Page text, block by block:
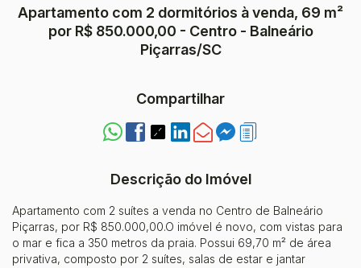
Apartamento com 2 dormitórios à venda, 69 m²
por R$ 850.000,00 - Centro - Balneário
Piçarras/SC
Compartilhar
Descrição do Imóvel
Apartamento com 2 suítes a venda no Centro de Balneário
Piçarras, por R$ 850.000,00.O imóvel é novo, com vistas para
o mar e fica a 350 metros da praia. Possui 69,70 m² de área
privativa, composto por 2 suítes, salas de estar e jantar